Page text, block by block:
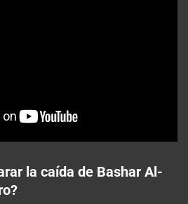
la caída de Bashar Al-